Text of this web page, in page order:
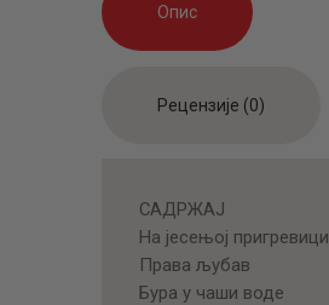
Опис
Рецензије (0)
САДРЖАЈ
На јесењој пригревици
Права љубав
Бура у чаши воде